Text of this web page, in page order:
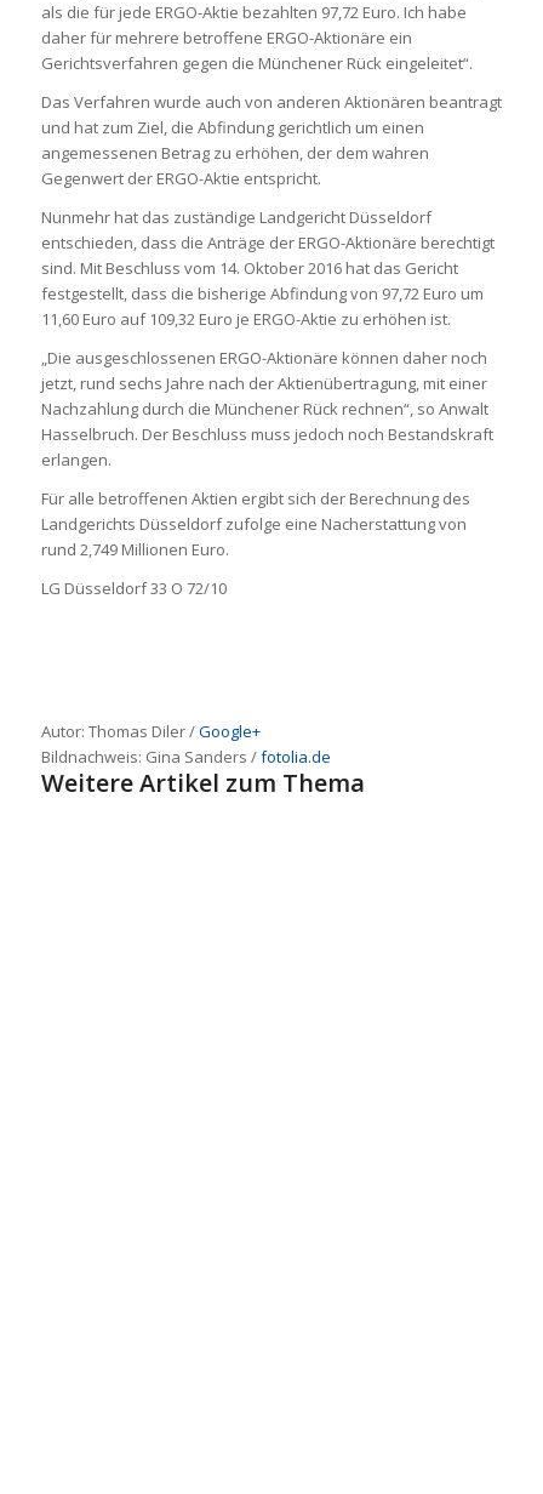
als die für jede ERGO-Aktie bezahlten 97,72 Euro. Ich habe
daher für mehrere betroffene ERGO-Aktionäre ein
Gerichtsverfahren gegen die Münchener Rück eingeleitet“.
Das Verfahren wurde auch von anderen Aktionären beantragt
und hat zum Ziel, die Abfindung gerichtlich um einen
angemessenen Betrag zu erhöhen, der dem wahren
Gegenwert der ERGO-Aktie entspricht.
Nunmehr hat das zuständige Landgericht Düsseldorf
entschieden, dass die Anträge der ERGO-Aktionäre berechtigt
sind. Mit Beschluss vom 14. Oktober 2016 hat das Gericht
festgestellt, dass die bisherige Abfindung von 97,72 Euro um
11,60 Euro auf 109,32 Euro je ERGO-Aktie zu erhöhen ist.
„Die ausgeschlossenen ERGO-Aktionäre können daher noch
jetzt, rund sechs Jahre nach der Aktienübertragung, mit einer
Nachzahlung durch die Münchener Rück rechnen“, so Anwalt
Hasselbruch. Der Beschluss muss jedoch noch Bestandskraft
erlangen.
Für alle betroffenen Aktien ergibt sich der Berechnung des
Landgerichts Düsseldorf zufolge eine Nacherstattung von
rund 2,749 Millionen Euro.
LG Düsseldorf 33 O 72/10
Autor: Thomas Diler /Google+
Bildnachweis: Gina Sanders /fotolia.de
Weitere Artikel zum Thema